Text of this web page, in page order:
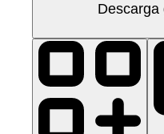
Descarga